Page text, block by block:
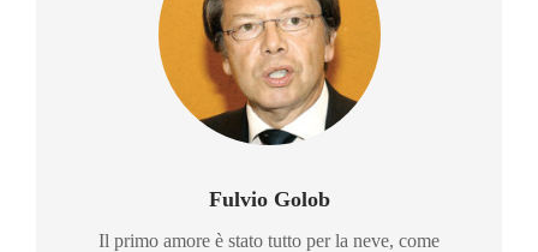
Fulvio Golob
Il primo amore è stato tutto per la neve, come